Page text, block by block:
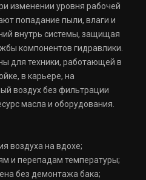
изменении уровня рабочей
попадание пыли, влаги и
внутрь системы, защищая
компонентов гидравлики.
для техники, работающей в
в карьере, на
воздух без фильтрации
масла и оборудования.
воздуха на вдохе;
и перепадам температуры;
без демонтажа бака;